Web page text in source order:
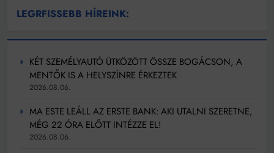
LEGRFISSEBB HÍREINK:
KÉT SZEMÉLYAUTÓ ÜTKÖZÖTT ÖSSZE BOGÁCSON, A
MENTŐK IS A HELYSZÍNRE ÉRKEZTEK
2026.08.06.
MA ESTE LEÁLL AZ ERSTE BANK: AKI UTALNI SZERETNE,
MÉG 22 ÓRA ELŐTT INTÉZZE EL!
2026.08.06.